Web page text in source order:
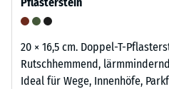
20 × 16,5 cm. Doppel-T-
Rutschhemmend,
Ideal für Wege, Innenhöfe,